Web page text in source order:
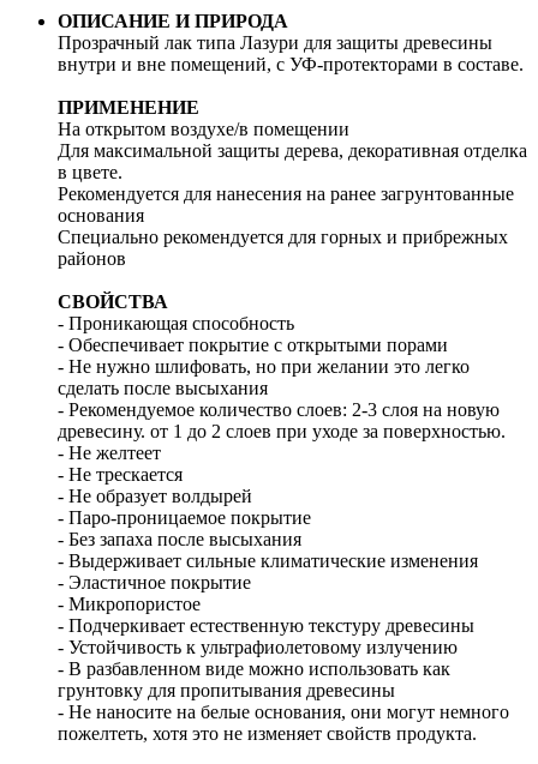
ОПИСАНИЕ И ПРИРОДА
Прозрачный лак типа Лазури для защиты древесины
внутри и вне помещений, с УФ-протекторами в составе.
ПРИМЕНЕНИЕ
На открытом воздухе/в помещении
Для максимальной защиты дерева, декоративная отделка
в цвете.
Рекомендуется для нанесения на ранее загрунтованные
основания
Специально рекомендуется для горных и прибрежных
районов
СВОЙСТВА
- Проникающая способность
- Обеспечивает покрытие с открытыми порами
- Не нужно шлифовать, но при желании это легко
сделать после высыхания
- Рекомендуемое количество слоев: 2-3 слоя на новую
древесину. от 1 до 2 слоев при уходе за поверхностью.
- Не желтеет
- Не трескается
- Не образует волдырей
- Паро-проницаемое покрытие
- Без запаха после высыхания
- Выдерживает сильные климатические изменения
- Эластичное покрытие
- Микропористое
- Подчеркивает естественную текстуру древесины
- Устойчивость к ультрафиолетовому излучению
- В разбавленном виде можно использовать как
грунтовку для пропитывания древесины
- Не наносите на белые основания, они могут немного
пожелтеть, хотя это не изменяет свойств продукта.